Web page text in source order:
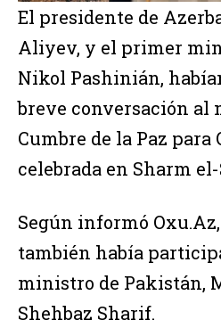
El presidente de
Aliyev, y el primer
Nikol Pashinián,
breve conversación al
Cumbre de la Paz para
celebrada en Sharm
Según informó
también había
ministro de Pakistán,
Shehbaz Sharif.